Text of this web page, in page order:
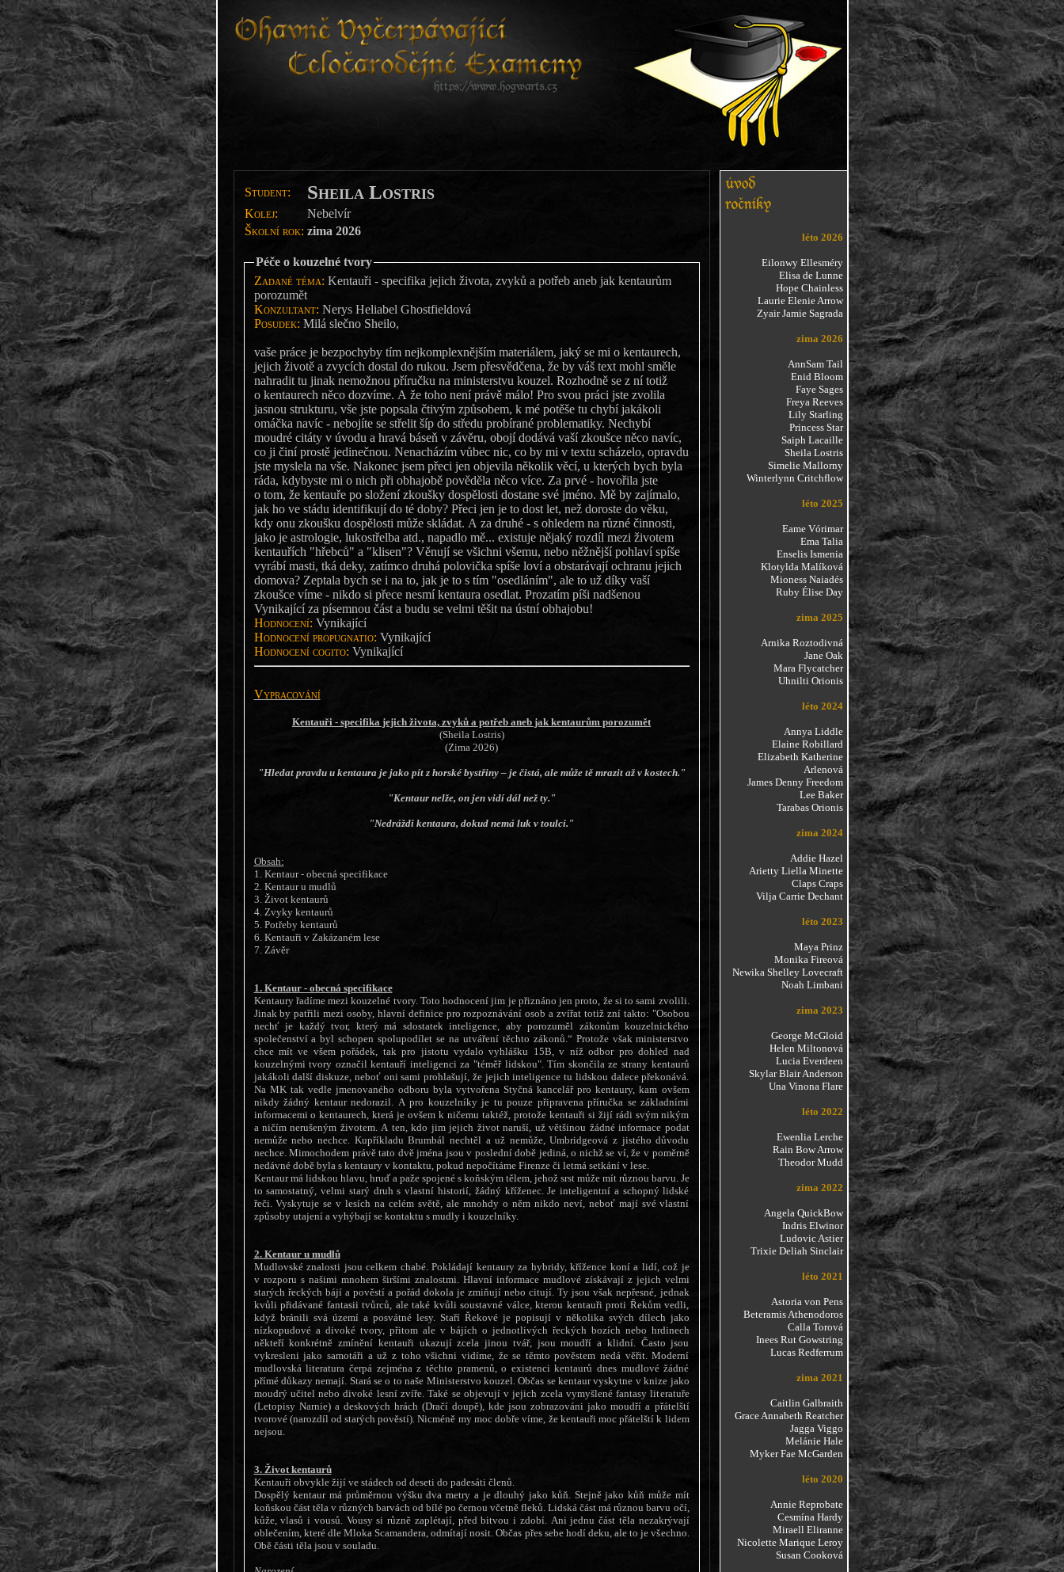
Student: Sheila Lostris
Kolej:
Nebelvír
Školní rok: zima 2026
Péče o kouzelné tvory
Zadané téma: Kentauři - specifika jejich života, zvyků a potřeb aneb jak kentaurům
porozumět
Konzultant: Nerys Heliabel Ghostfieldová
Posudek: Milá slečno Sheilo,
vaše práce je bezpochyby tím nejkomplexnějším materiálem, jaký se mi o kentaurech,
jejich životě a zvycích dostal do rukou. Jsem přesvědčena, že by váš text mohl směle
nahradit tu jinak nemožnou příručku na ministerstvu kouzel. Rozhodně se z ní totiž
o kentaurech něco dozvíme. A že toho není právě málo! Pro svou práci jste zvolila
jasnou strukturu, vše jste popsala čtivým způsobem, k mé potěše tu chybí jakákoli
omáčka navíc - nebojíte se střelit šíp do středu probírané problematiky. Nechybí
moudré citáty v úvodu a hravá báseň v závěru, obojí dodává vaší zkoušce něco navíc,
co ji činí prostě jedinečnou. Nenacházím vůbec nic, co by mi v textu scházelo, opravdu
jste myslela na vše. Nakonec jsem přeci jen objevila několik věcí, u kterých bych byla
ráda, kdybyste mi o nich při obhajobě pověděla něco více. Za prvé - hovořila jste
o tom, že kentauře po složení zkoušky dospělosti dostane své jméno. Mě by zajímalo,
jak ho ve stádu identifikují do té doby? Přeci jen je to dost let, než doroste do věku,
kdy onu zkoušku dospělosti může skládat. A za druhé - s ohledem na různé činnosti,
jako je astrologie, lukostřelba atd., napadlo mě... existuje nějaký rozdíl mezi životem
kentauřích "hřebců" a "klisen"? Věnují se všichni všemu, nebo něžnější pohlaví spíše
vyrábí masti, tká deky, zatímco druhá polovička spíše loví a obstarávají ochranu jejich
domova? Zeptala bych se i na to, jak je to s tím "osedláním", ale to už díky vaší
zkoušce víme - nikdo si přece nesmí kentaura osedlat. Prozatím píši nadšenou
Vynikající za písemnou část a budu se velmi těšit na ústní obhajobu!
Hodnocení: Vynikající
Hodnocení propugnatio: Vynikající
Hodnocení cogito: Vynikající
Vypracování
Kentauři - specifika jejich života, zvyků a potřeb aneb jak kentaurům porozumět
(Sheila Lostris)
(Zima 2026)
"Hledat pravdu u kentaura je jako pít z horské bystřiny – je čistá, ale může tě mrazit až v kostech."
"Kentaur nelže, on jen vidí dál než ty."
"Nedráždi kentaura, dokud nemá luk v toulci."
Obsah:
1. Kentaur - obecná specifikace
2. Kentaur u mudlů
3. Život kentaurů
4. Zvyky kentaurů
5. Potřeby kentaurů
6. Kentauři v Zakázaném lese
7. Závěr
1. Kentaur - obecná specifikace
Kentaury řadíme mezi kouzelné tvory. Toto hodnocení jim je přiznáno jen proto, že si to sami zvolili.
Jinak by patřili mezi osoby, hlavní definice pro rozpoznávání osob a zvířat totiž zní takto: "Osobou
nechť je každý tvor, který má sdostatek inteligence, aby porozuměl zákonům kouzelnického
společenství a byl schopen spolupodílet se na utváření těchto zákonů.“ Protože však ministerstvo
chce mít ve všem pořádek, tak pro jistotu vydalo vyhlášku 15B, v níž odbor pro dohled nad
kouzelnými tvory označil kentauří inteligenci za "téměř lidskou". Tím skončila ze strany kentaurů
jakákoli další diskuze, neboť oni sami prohlašují, že jejich inteligence tu lidskou dalece překonává.
Na MK tak vedle jmenovaného odboru byla vytvořena Styčná kancelář pro kentaury, kam ovšem
nikdy žádný kentaur nedorazil. A pro kouzelníky je tu pouze připravena příručka se základními
informacemi o kentaurech, která je ovšem k ničemu taktéž, protože kentauři si žijí rádi svým nikým
a ničím nerušeným životem. A ten, kdo jim jejich život naruší, už většinou žádné informace podat
nemůže nebo nechce. Kupříkladu Brumbál nechtěl a už nemůže, Umbridgeová z jistého důvodu
nechce. Mimochodem právě tato dvě jména jsou v poslední době jediná, o nichž se ví, že v poměrně
nedávné době byla s kentaury v kontaktu, pokud nepočítáme Firenze či letmá setkání v lese.
Kentaur má lidskou hlavu, hruď a paže spojené s koňským tělem, jehož srst může mít různou barvu. Je
to samostatný, velmi starý druh s vlastní historií, žádný kříženec. Je inteligentní a schopný lidské
řeči. Vyskytuje se v lesích na celém světě, ale mnohdy o něm nikdo neví, neboť mají své vlastní
způsoby utajení a vyhýbají se kontaktu s mudly i kouzelníky.
2. Kentaur u mudlů
Mudlovské znalosti jsou celkem chabé. Pokládají kentaury za hybridy, křížence koní a lidí, což je
v rozporu s našimi mnohem širšími znalostmi. Hlavní informace mudlové získávají z jejich velmi
starých řeckých bájí a pověstí a pořád dokola je zmiňují nebo citují. Ty jsou však nepřesné, jednak
kvůli přidávané fantasii tvůrců, ale také kvůli soustavné válce, kterou kentauři proti Řekům vedli,
když bránili svá území a posvátné lesy. Staří Řekové je popisují v několika svých dílech jako
nízkopudové a divoké tvory, přitom ale v bájích o jednotlivých řeckých bozích nebo hrdinech
někteří konkrétně zmínění kentauři ukazují zcela jinou tvář, jsou moudří a klidní. Často jsou
vykresleni jako samotáři a už z toho všichni vidíme, že se těmto pověstem nedá věřit. Moderní
mudlovská literatura čerpá zejména z těchto pramenů, o existenci kentaurů dnes mudlové žádné
přímé důkazy nemají. Stará se o to naše Ministerstvo kouzel. Občas se kentaur vyskytne v knize jako
moudrý učitel nebo divoké lesní zvíře. Také se objevují v jejich zcela vymyšlené fantasy literatuře
(Letopisy Narnie) a deskových hrách (Dračí doupě), kde jsou zobrazováni jako moudří a přátelští
tvorové (narozdíl od starých pověstí). Nicméně my moc dobře víme, že kentauři moc přátelští k lidem
nejsou.
3. Život kentaurů
Kentauři obvykle žijí ve stádech od deseti do padesáti členů.
Dospělý kentaur má průměrnou výšku dva metry a je dlouhý jako kůň. Stejně jako kůň může mít
koňskou část těla v různých barvách od bílé po černou včetně fleků. Lidská část má různou barvu očí,
kůže, vlasů i vousů. Vousy si různě zaplétají, před bitvou i zdobí. Ani jednu část těla nezakrývají
oblečením, které dle Mloka Scamandera, odmítají nosit. Občas přes sebe hodí deku, ale to je všechno.
Obě části těla jsou v souladu.
léto 2026
Eilonwy Ellesméry
Elisa de Lunne
Hope Chainless
Laurie Elenie Arrow
Zyair Jamie Sagrada
zima 2026
AnnSam Tail
Enid Bloom
Faye Sages
Freya Reeves
Lily Starling
Princess Star
Saiph Lacaille
Sheila Lostris
Simelie Mallorny
Winterlynn Critchflow
léto 2025
Eame Vórimar
Ema Talia
Enselis Ismenia
Klotylda Malíková
Mioness Naiadés
Ruby Élise Day
zima 2025
Arnika Roztodivná
Jane Oak
Mara Flycatcher
Uhnilti Orionis
léto 2024
Annya Liddle
Elaine Robillard
Elizabeth Katherine
Arlenová
James Denny Freedom
Lee Baker
Tarabas Orionis
zima 2024
Addie Hazel
Arietty Liella Minette
Claps Craps
Vilja Carrie Dechant
léto 2023
Maya Prinz
Monika Fireová
Newika Shelley Lovecraft
Noah Limbani
zima 2023
George McGloid
Helen Miltonová
Lucia Everdeen
Skylar Blair Anderson
Una Vinona Flare
léto 2022
Ewenlia Lerche
Rain Bow Arrow
Theodor Mudd
zima 2022
Angela QuickBow
Indris Elwinor
Ludovic Astier
Trixie Deliah Sinclair
léto 2021
Astoria von Pens
Beteramis Athenodoros
Calla Torová
Inees Rut Gowstring
Lucas Redferrum
zima 2021
Caitlin Galbraith
Grace Annabeth Reatcher
Jagga Viggo
Melánie Hale
Myker Fae McGarden
léto 2020
Annie Reprobate
Cesmína Hardy
Miraell Eliranne
Nicolette Marique Leroy
Susan Cooková